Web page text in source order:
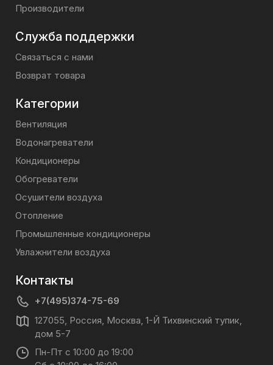
Производители
Служба поддержки
Связаться с нами
Возврат товара
Категории
Вентиляция
Водонагреватели
Кондиционеры
Обогреватели
Осушители воздуха
Отопление
Промышленные кондиционеры
Увлажнители воздуха
Контакты
+7(495)374-75-69
127055, Россия, Москва, 1-Й Тихвинский тупик,
дом 5-7
Пн-Пт с 10:00 до 19:00